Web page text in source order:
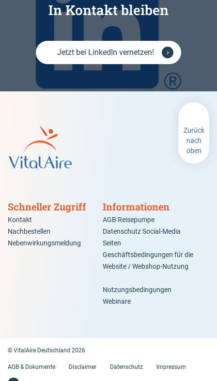
In Kontakt bleiben
Jetzt bei LinkedIn vernetzen!
Schneller Zugriff
Kontakt
Nachbestellen
Nebenwirkungsmeldung
Informationen
AGB Reisepumpe
Datenschutz Social-Media
Seiten
Geschäftsbedingungen für die
Website / Webshop-Nutzung
Nutzungsbedingungen
Webinare
Zurück
nach
oben
© VitalAire Deutschland 2026
AGB & Dokumente Disclaimer Datenschutz Impressum